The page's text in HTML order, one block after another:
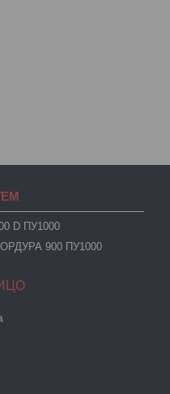
D ПУ1000
900 ПУ1000